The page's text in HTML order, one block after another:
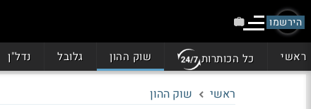
הירשמו
ראשי כל הכותרות שוק ההון גלובל נדל"ן
ראשי שוק ההון